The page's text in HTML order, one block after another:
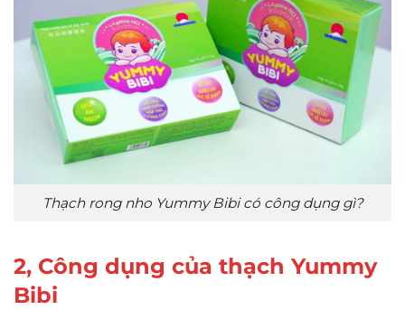
Thạch rong nho Yummy Bibi có công dụng gì?
2, Công dụng của thạch Yummy
Bibi